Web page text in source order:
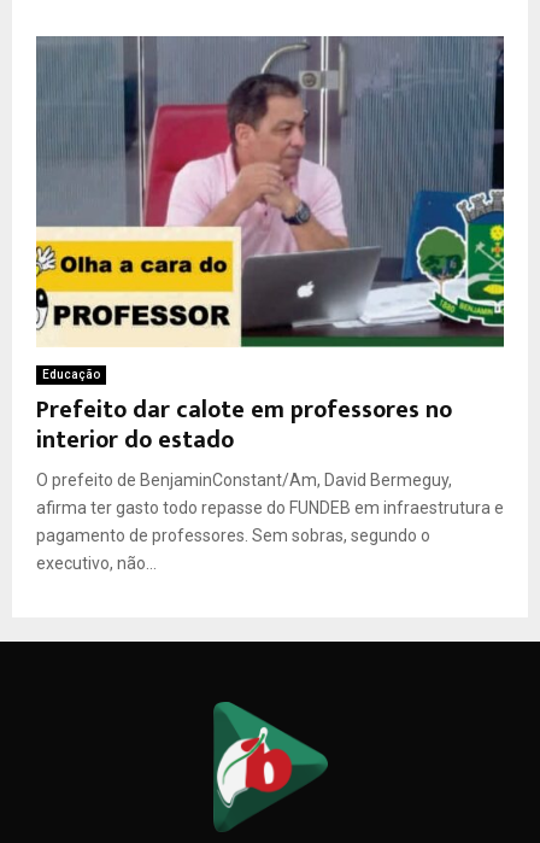
Educação
Prefeito dar calote em professores no
interior do estado
O prefeito de BenjaminConstant/Am, David Bermeguy,
afirma ter gasto todo repasse do FUNDEB em infraestrutura e
pagamento de professores. Sem sobras, segundo o
executivo, não...